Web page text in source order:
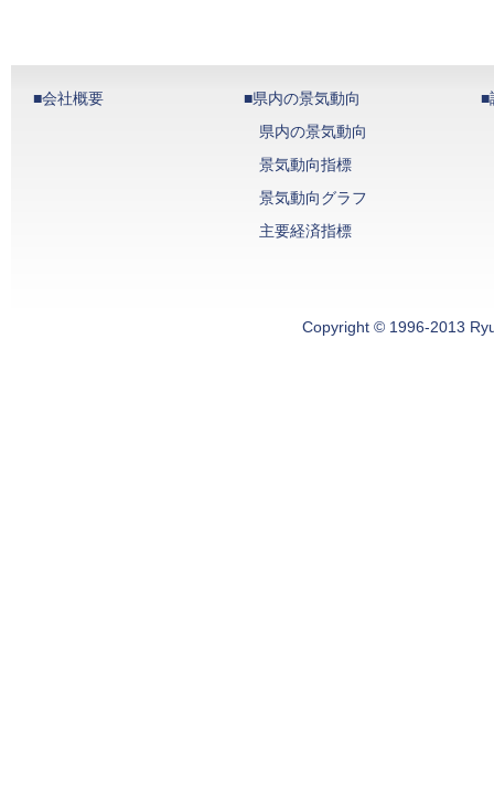
■会社概要
■県内の景気動向
県内の景気動向
景気動向指標
景気動向グラフ
主要経済指標
■
Copyright © 1996-2013